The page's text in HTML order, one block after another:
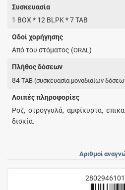
Συσκευασία
1 BOX * 12 BLPK * 7 TAB
Οδοί χορήγησης
Από του στόματος (ORAL)
Πλήθος δόσεων
84TAB (συσκευασία μοναδιαίων
Λοιπές πληροφορίες
Ροζ, στρογγυλά, αμφίκυρτα,
δισκία.
Αριθμοί